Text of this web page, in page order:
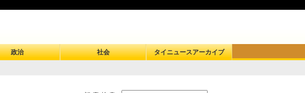
政治 社会 タイニュースアーカイブ